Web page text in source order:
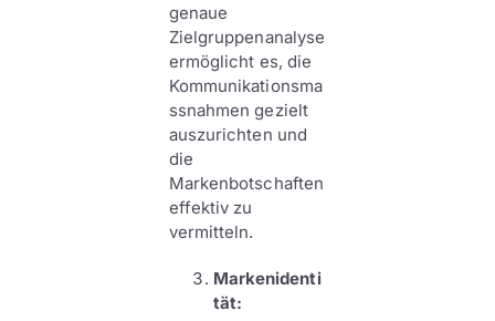
genaue
Zielgruppenanalyse
ermöglicht es, die
Kommunikationsma
ssnahmen gezielt
auszurichten und
die
Markenbotschaften
effektiv zu
vermitteln.
Markenidenti
tät: